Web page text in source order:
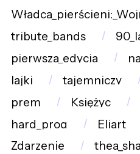
tribute_bands
pierwsza_edycja
lajki
tajemniczy
prem
Księżyc
hard_prog
Eliart
Zdarzenie